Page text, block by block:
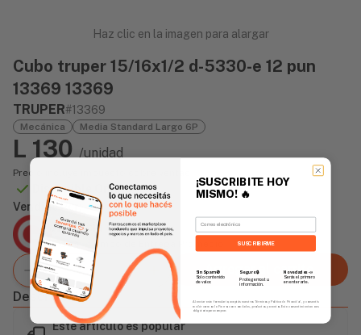
Haz clic en la imagen para alargar
Cubo truper 15/16x1/2 d-5330-e 12 pun
13369 13369
TRUPER#13369
Mecánica Media Standard Largo 6P
L 130 /unidad
Precio incluye impuesto sobre ventas
Disponible Online
Vendido Por:
Agencia Global
2 días - Tiempo de Entrega Promedio
Agregar al carrito
Descripción
Este artículo es popular
¡SUSCRIBITE HOY
MISMO! 🔥
Email
SUSCRIBIRME
Sin Spam 🚫
Solo contenido
de valor.
Seguro 🔒
Protegemos tu
información.
Novedades 📣
Serás el primero
en enterarte.
Al enviar este formulario, aceptás nuestros Términos y Política de Privacidad, y consentís
recibir correos de Fierros con novedades, productos y eventos. Este consentimiento no es
obligatorio para comprar.